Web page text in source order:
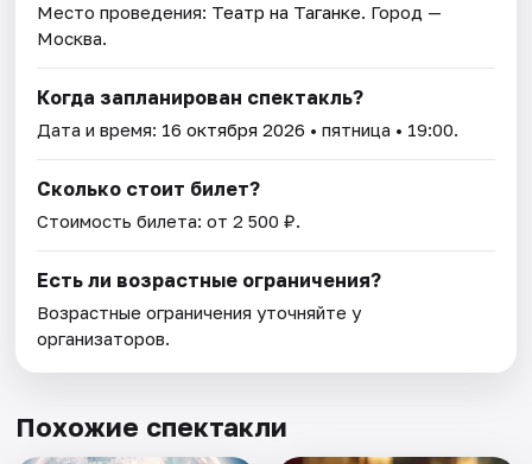
Место проведения: Театр на Таганке. Город —
Москва.
Когда запланирован спектакль?
Дата и время: 16 октября 2026 • пятница • 19:00.
Сколько стоит билет?
Стоимость билета: от 2 500 ₽.
Есть ли возрастные ограничения?
Возрастные ограничения уточняйте у
организаторов.
Похожие спектакли